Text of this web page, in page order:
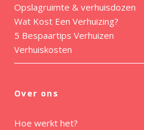
Opslagruimte & verhuisdozen
Wat Kost Een Verhuizing?
5 Bespaartips Verhuizen
Verhuiskosten
Over ons
Hoe werkt het?